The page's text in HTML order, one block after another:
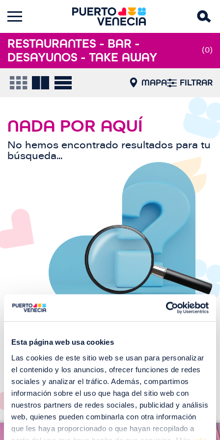
Esta página web usa cookies
Las cookies de este sitio web se usan para personalizar
el contenido y los anuncios, ofrecer funciones de redes
sociales y analizar el tráfico. Además, compartimos
información sobre el uso que haga del sitio web con
nuestros partners de redes sociales, publicidad y análisis
web, quienes pueden combinarla con otra información
que les haya proporcionado o que hayan recopilado a
RESTAURANTES - BAR -
DESAYUNOS - TAKE AWAY
(0)
MAPA FILTRAR
NADA POR AQUÍ
No hemos encontrado resultados para tu
búsqueda...
¡No te pierdas nuestros
EVENTOS!
Ver todos >
m